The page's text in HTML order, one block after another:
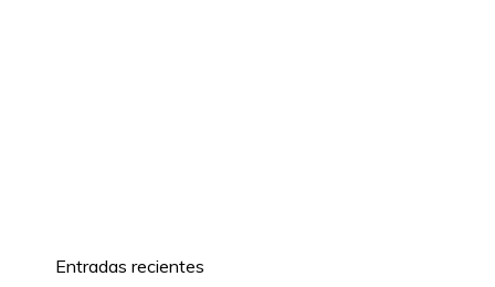
Entradas recientes